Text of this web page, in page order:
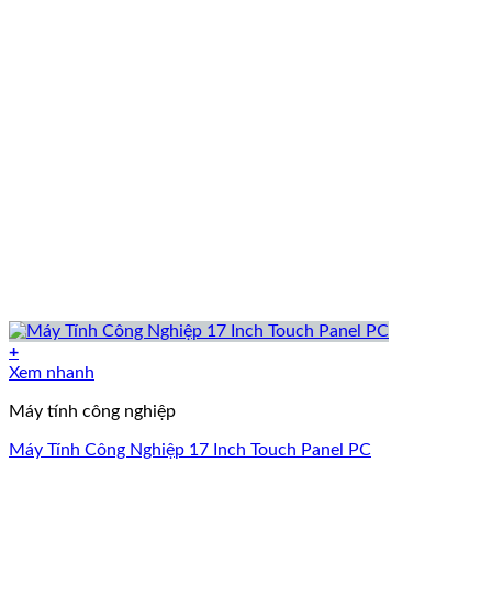
+
Xem nhanh
Máy tính công nghiệp
Máy Tính Công Nghiệp 17 Inch Touch Panel PC